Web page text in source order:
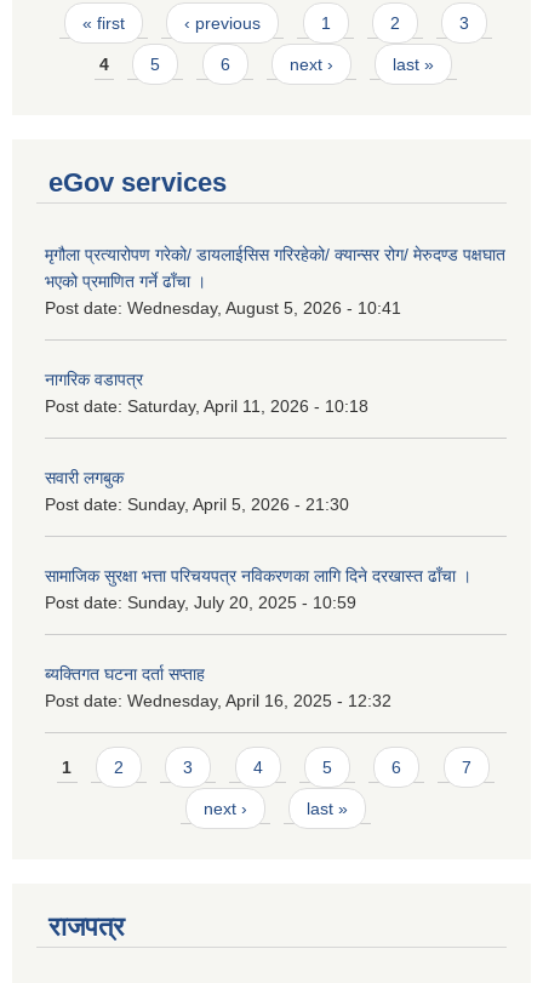
Pages
« first ‹ previous 1 2 3
4 5 6 next › last »
eGov services
मृगौला प्रत्यारोपण गरेको/ डायलाईसिस गरिरहेको/ क्यान्सर रोग/ मेरुदण्ड पक्षघात
भएको प्रमाणित गर्ने ढाँचा ।
Post date: Wednesday, August 5, 2026 - 10:41
नागरिक वडापत्र
Post date: Saturday, April 11, 2026 - 10:18
सवारी लगबुक
Post date: Sunday, April 5, 2026 - 21:30
सामाजिक सुरक्षा भत्ता परिचयपत्र नविकरणका लागि दिने दरखास्त ढाँचा ।
Post date: Sunday, July 20, 2025 - 10:59
ब्यक्तिगत घटना दर्ता सप्ताह
Post date: Wednesday, April 16, 2025 - 12:32
Pages
1 2 3 4 5 6 7
next › last »
राजपत्र